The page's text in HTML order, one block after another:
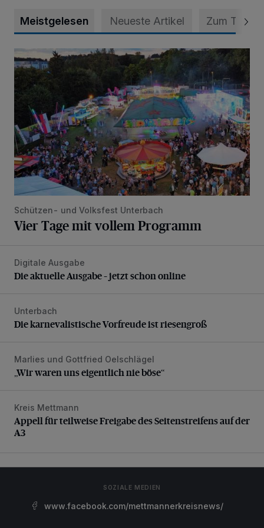
Meistgelesen Neueste Artikel Zum Thema
Vier Tage mit vollem Programm
Schützen- und Volksfest Unterbach
Vier Tage mit vollem Programm
Die aktuelle Ausgabe – jetzt schon online
Digitale Ausgabe
Die aktuelle Ausgabe – jetzt schon online
Die karnevalistische Vorfreude ist riesengroß
Unterbach
Die karnevalistische Vorfreude ist riesengroß
„Wir waren uns eigentlich nie böse“
Marlies und Gottfried Oelschlägel
„Wir waren uns eigentlich nie böse“
Appell für teilweise Freigabe des Seitenstreifens auf der A3
Kreis Mettmann
Appell für teilweise Freigabe des Seitenstreifens auf der
A3
SOZIALE MEDIEN
www.facebook.com/mettmannerkreisnews/